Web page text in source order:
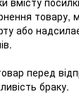
товару,
або
перед
браку.